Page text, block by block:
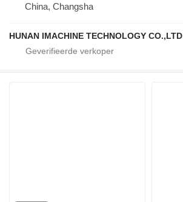
China, Changsha
HUNAN IMACHINE TECHNOLOGY CO.,LTD